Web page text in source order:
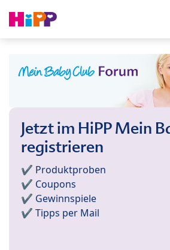
Jetzt im HiPP Mein
registrieren
✔️ Produktproben
✔️ Coupons
✔️ Gewinnspiele
✔️ Tipps per Mail